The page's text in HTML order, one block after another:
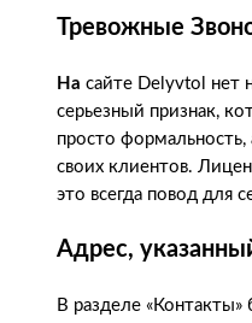
Тревожные
На сайте Delyvtol нет
серьезный признак,
просто
своих клиентов.
это всегда повод для
Адрес,
В разделе